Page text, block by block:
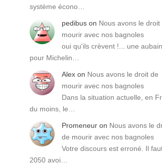
système écono…
pedibus on Nous avons le droit
mourir avec nos bagnoles
oui qu'ils crèvent !... une
pour Michelin…
Alex on Nous avons le droit de
mourir avec nos bagnoles
Dans la situation actuelle, en
du moins, le…
Promeneur on Nous avons le
de mourir avec nos bagnoles
Votre discours est erroné. Il
2050 avoi…